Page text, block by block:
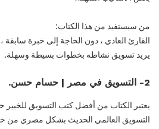
من سيستفيد من هذا الكتاب:
القارئ العادي ، دون الحاجة إلى خبرة
يريد تسويق نشاطه بخطوات بسيطة وسهلة.
2- التسويق في مصر | حسام حسن.
يعتبر الكتاب من أفضل كتب التسويق
التسويق العالمي الحديث بشكل مصري من